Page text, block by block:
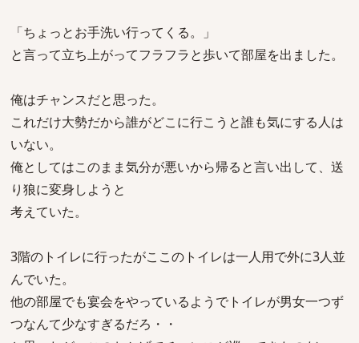
「ちょっとお手洗い行ってくる。」
と言って立ち上がってフラフラと歩いて部屋を出ました。
俺はチャンスだと思った。
これだけ大勢だから誰がどこに行こうと誰も気にする人は
いない。
俺としてはこのまま気分が悪いから帰ると言い出して、送
り狼に変身しようと
考えていた。
3階のトイレに行ったがここのトイレは一人用で外に3人並
んでいた。
他の部屋でも宴会をやっているようでトイレが男女一つず
つなんて少なすぎるだろ・・